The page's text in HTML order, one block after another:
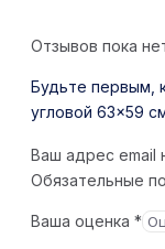
Отзывов пока
Будьте первым,
угловой 63×59
Ваш адрес email
Обязательные
Ваша оценка *